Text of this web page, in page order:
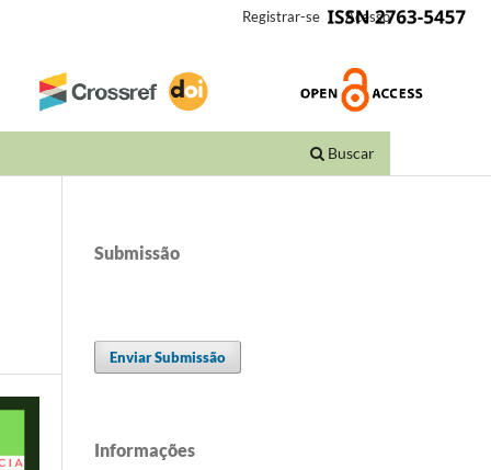
Buscar
Registrar-se Acesso
Submissão
Enviar Submissão
Informações